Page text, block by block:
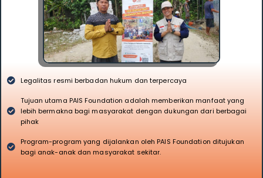
Legalitas resmi berbadan hukum dan terpercaya
Tujuan utama PAIS Foundation adalah memberikan manfaat yang
lebih bermakna bagi masyarakat dengan dukungan dari berbagai
pihak
Program-program yang dijalankan oleh PAIS Foundation ditujukan
bagi anak-anak dan masyarakat sekitar.